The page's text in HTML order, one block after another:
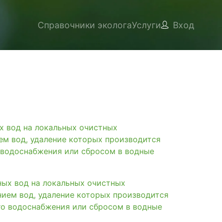
Справочники экологаУслуги Вход
на локальных очистных
вод, удаление которых производится
или сбросом в водные
вод на локальных очистных
вод, удаление которых производится
водоснабжения или сбросом в водные